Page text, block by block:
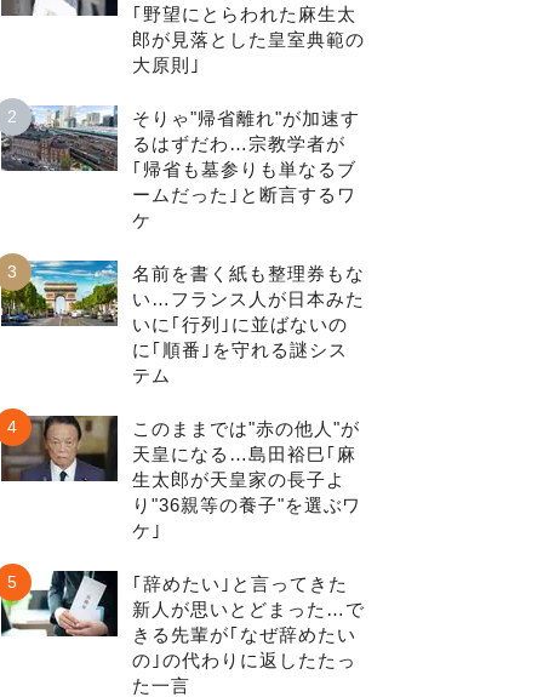
｢野望にとらわれた麻生太
郎が見落とした皇室典範の
大原則｣
2
そりゃ"帰省離れ"が加速す
るはずだわ…宗教学者が
｢帰省も墓参りも単なるブ
ームだった｣と断言するワ
ケ
3
名前を書く紙も整理券もな
い…フランス人が日本みた
いに｢行列｣に並ばないの
に｢順番｣を守れる謎シス
テム
4
このままでは"赤の他人"が
天皇になる…島田裕巳｢麻
生太郎が天皇家の長子よ
り"36親等の養子"を選ぶワ
ケ｣
5
｢辞めたい｣と言ってきた
新人が思いとどまった…で
きる先輩が｢なぜ辞めたい
の｣の代わりに返したたっ
た一言